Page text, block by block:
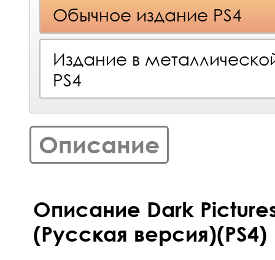
Обычное издание PS4
Издание в
PS4
Описание
Описание Dark
(Русская версия)(PS4)